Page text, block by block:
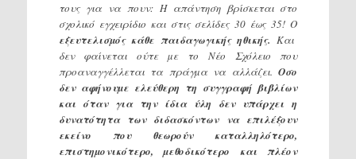
τους για να πουν: Η απάντηση βρίσκεται στο
σχολικό εγχειρίδιο και στις σελίδες 30 έως 35! Ο
εξευτελισµός κάθε παιδαγωγικής ηθικής. Και
δεν φαίνεται ούτε µε το Νέο Σχόλειο που
προαναγγέλλεται τα πράγµα να αλλάζει.Οσο
δεν αφήνουµε ελεύθερη τη συγγραφή βιβλίων
και όταν για την ίδια ύλη δεν υπάρχει η
δυνατότητα των διδασκόντων να επιλέξουν
εκείνο που θεωρούν καταλληλότερο,
επιστηµονικότερο, µεθοδικότερο και πλέον